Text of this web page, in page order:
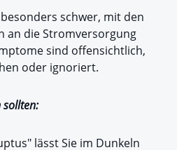
schwer, mit den
an die Stromversorgung
sind offensichtlich,
oder ignoriert.
sollten:
lässt Sie im Dunkeln